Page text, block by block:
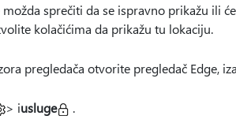
sprečiti da se ispravno prikažu ili
kolačićima da prikažu tu lokaciju.
pregledača otvorite pregledač Edge,
> iusluge .